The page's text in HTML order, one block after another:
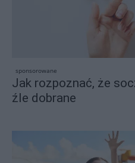
sponsorowane
Jak rozpoznać, że
źle dobrane